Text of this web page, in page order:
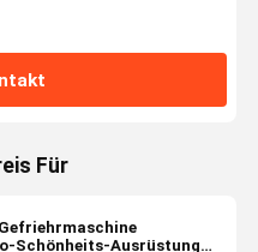
Für
Schönheits-Ausrüstung